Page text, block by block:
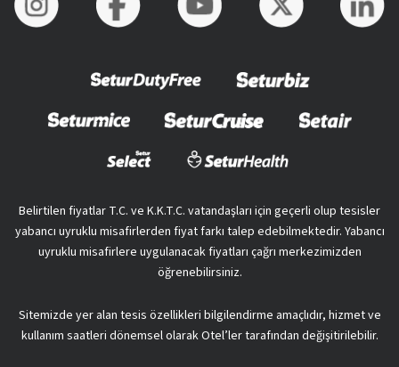
Belirtilen fiyatlar T.C. ve K.K.T.C. vatandaşları için geçerli olup tesisler
yabancı uyruklu misafirlerden fiyat farkı talep edebilmektedir. Yabancı
uyruklu misafirlere uygulanacak fiyatları çağrı merkezimizden
öğrenebilirsiniz.
Sitemizde yer alan tesis özellikleri bilgilendirme amaçlıdır, hizmet ve
kullanım saatleri dönemsel olarak Otel’ler tarafından değişitirilebilir.